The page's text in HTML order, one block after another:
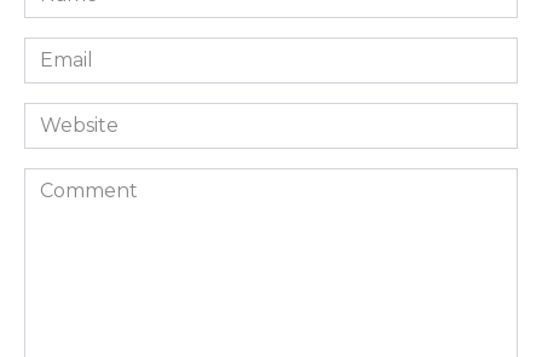
*
Email
*
Website
Comment